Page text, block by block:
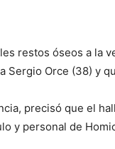
restos óseos a la
Orce (38) y
precisó que el
y personal de